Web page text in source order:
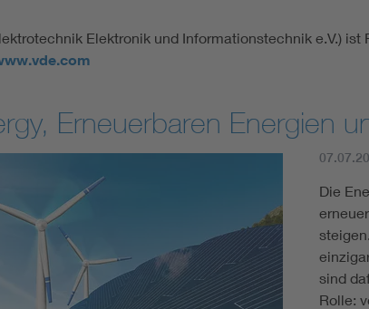
Elektronik und Informationstechnik e.V.) ist
Erneuerbaren Energien
Die
sind
Rolle: